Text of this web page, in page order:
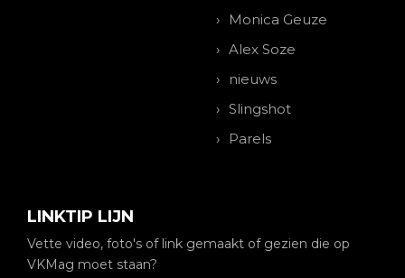
Monica Geuze
Alex Soze
nieuws
Slingshot
Parels
LINKTIP LIJN
Vette video, foto's of link gemaakt of gezien die op
VKMag moet staan?